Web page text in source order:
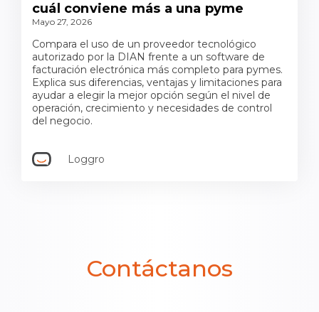
cuál conviene más a una pyme
Mayo 27, 2026
Compara el uso de un proveedor tecnológico
autorizado por la DIAN frente a un software de
facturación electrónica más completo para pymes.
Explica sus diferencias, ventajas y limitaciones para
ayudar a elegir la mejor opción según el nivel de
operación, crecimiento y necesidades de control
del negocio.
Loggro
Contáctanos